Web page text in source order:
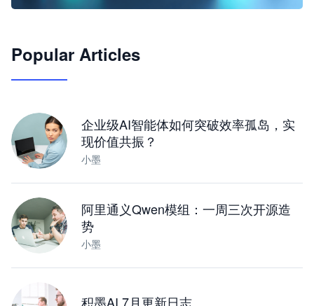
JimoClaw 桌面 AI Agent 工作台
Popular Articles
企业级AI智能体如何突破效率孤岛，实
现价值共振？
小墨
阿里通义Qwen模组：一周三次开源造
势
小墨
积墨AI 7月更新日志